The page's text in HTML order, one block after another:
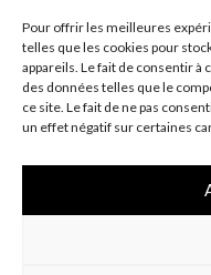
Pour offrir les meilleures
telles que les cookies pour
appareils. Le fait de consentir
des données telles que le
ce site. Le fait de ne pas
un effet négatif sur certaines
Automobile au
une Grande Annonce
Automobile au
une Annonce Majeure
Première Usine en
Industrie
Électriques Bientôt